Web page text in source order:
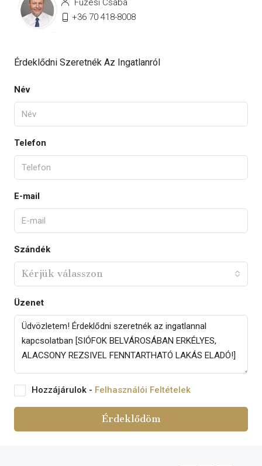
+36 70 418-8008
Érdeklődni Szeretnék Az Ingatlanról
Név
Telefon
E-mail
Szándék
Kérjük válasszon
Üzenet
Hozzájárulok - Felhasználói Feltételek
Érdeklődöm